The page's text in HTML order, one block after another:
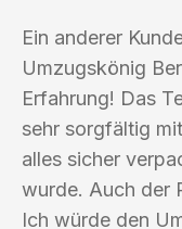
Ein anderer
Umzugskönig
Erfahrung! Das
sehr sorgfältig
alles sicher
wurde. Auch der
Ich würde den